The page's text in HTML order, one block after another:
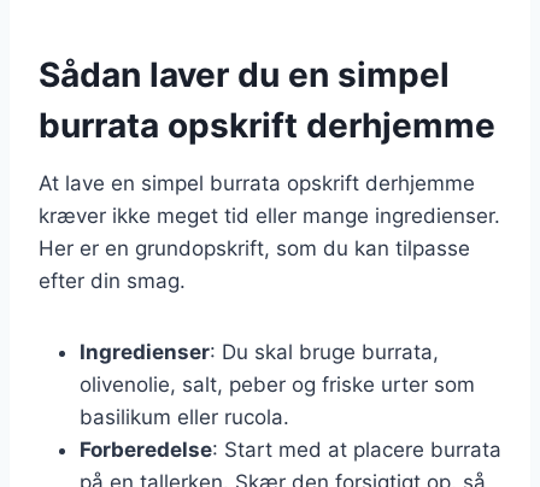
Sådan laver du en simpel
burrata opskrift derhjemme
At lave en simpel burrata opskrift derhjemme
kræver ikke meget tid eller mange ingredienser.
Her er en grundopskrift, som du kan tilpasse
efter din smag.
Ingredienser: Du skal bruge burrata,
olivenolie, salt, peber og friske urter som
basilikum eller rucola.
Forberedelse: Start med at placere burrata
på en tallerken. Skær den forsigtigt op, så